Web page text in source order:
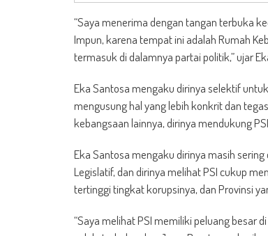
“Saya menerima dengan tangan terbuka
Impun, karena tempat ini adalah Rumah
termasuk di dalamnya partai politik,” ujar
Eka Santosa mengaku dirinya selektif
mengusung hal yang lebih konkrit dan
kebangsaan lainnya, dirinya mendukung
Eka Santosa mengaku dirinya masih sering
Legislatif, dan dirinya melihat PSI cukup
tertinggi tingkat korupsinya, dan Provinsi
“Saya melihat PSI memiliki peluang besar